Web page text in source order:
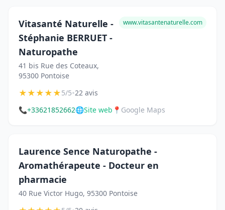
Vitasanté Naturelle -
Stéphanie BERRUET -
Naturopathe
41 bis Rue des Coteaux,
95300 Pontoise
www.vitasantenaturelle.com
★★★★★5/5•22 avis
📞+33621852662🌐Site web 📍 Google Maps
Laurence Sence Naturopathe -
Aromathérapeute - Docteur en
pharmacie
40 Rue Victor Hugo, 95300 Pontoise